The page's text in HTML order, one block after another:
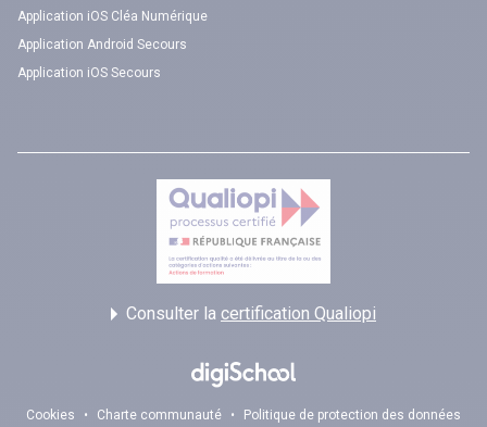
Application iOS Cléa Numérique
Application Android Secours
Application iOS Secours
Consulter la certification Qualiopi
Cookies • Charte communauté •
Politique de protection des données